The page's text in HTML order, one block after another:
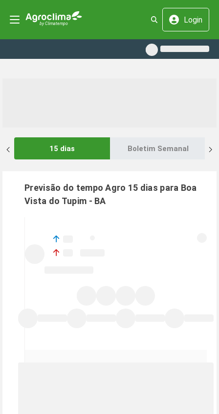
Login
15 dias Boletim Semanal
Previsão do tempo Agro 15 dias para Boa
Vista do Tupim - BA